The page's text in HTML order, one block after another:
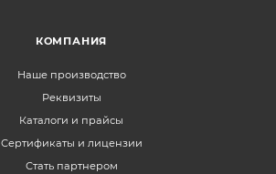
КОМПАНИЯ
Наше производство
Реквизиты
Каталоги и прайсы
Сертификаты и лицензии
Стать партнером